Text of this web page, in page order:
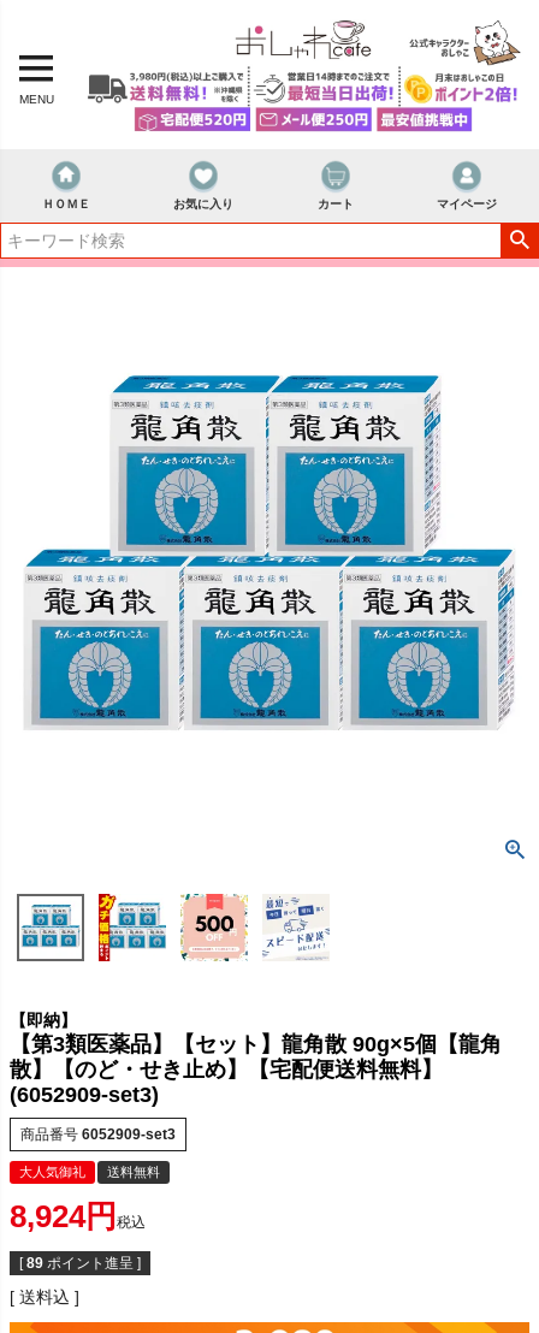
MENU
ＨＯＭＥ お気に入り カート マイページ
【即納】
【第3類医薬品】【セット】龍角散 90g×5個【龍角
散】【のど・せき止め】【宅配便送料無料】
(6052909-set3)
商品番号 6052909-set3
大人気御礼 送料無料
8,924 税込
[ 89 ポイント進呈 ]
送料込